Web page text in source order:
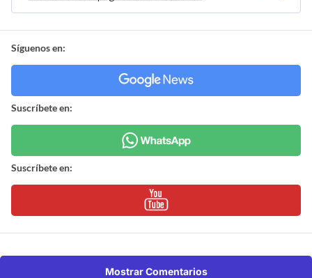
Síguenos en:
Suscríbete en:
Suscríbete en:
Mostrar Comentarios